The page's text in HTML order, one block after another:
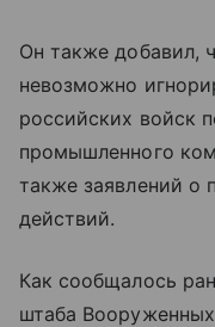
Он также добавил,
невозможно
российских войск
промышленного
также заявлений о
действий.
Как сообщалось
штаба